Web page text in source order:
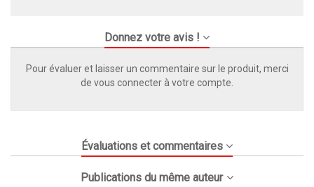
Donnez votre avis !
Pour évaluer et laisser un commentaire sur le produit, merci
de vous connecter à votre compte.
Évaluations et commentaires
Publications du même auteur